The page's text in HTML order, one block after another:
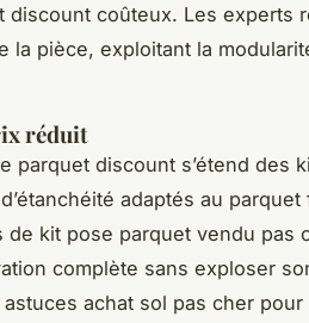
discount coûteux. Les experts
la pièce, exploitant la
réduit
parquet discount s’étend des
adaptés au
de kit pose parquet vendu pas
complète sans exploser
achat sol pas cher